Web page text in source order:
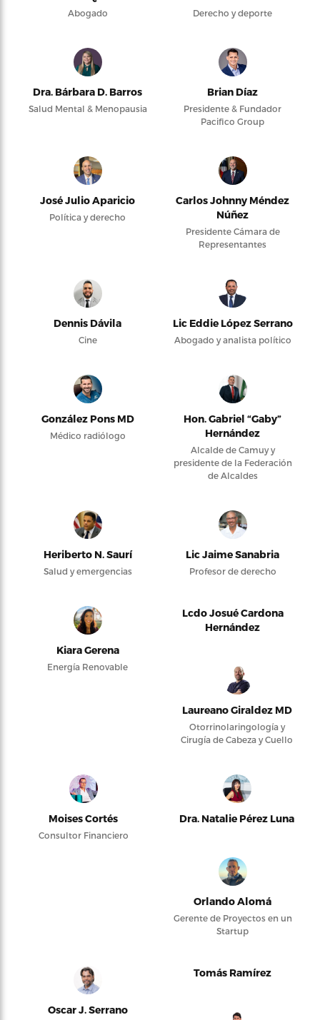
Abogado Derecho y deporte
Dra. Bárbara D. Barros
Salud Mental & Menopausia
Brian Díaz
Presidente & Fundador
Pacifico Group
José Julio Aparicio
Política y derecho
Carlos Johnny Méndez
Núñez
Presidente Cámara de
Representantes
Dennis Dávila
Cine
Lic Eddie López Serrano
Abogado y analista político
González Pons MD
Médico radiólogo
Hon. Gabriel “Gaby”
Hernández
Alcalde de Camuy y
presidente de la Federación
de Alcaldes
Heriberto N. Saurí
Salud y emergencias
Lic Jaime Sanabria
Profesor de derecho
Kiara Gerena
Energía Renovable
Lcdo Josué Cardona
Hernández
Laureano Giraldez MD
Otorrinolaringología y
Cirugía de Cabeza y Cuello
Moises Cortés
Consultor Financiero
Dra. Natalie Pérez Luna
Orlando Alomá
Gerente de Proyectos en un
Startup
Oscar J. Serrano
Tomás Ramírez